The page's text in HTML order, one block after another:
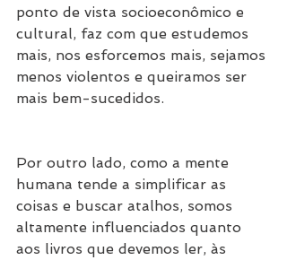
ponto de vista socioeconômico e
cultural, faz com que estudemos
mais, nos esforcemos mais, sejamos
menos violentos e queiramos ser
mais bem-sucedidos.
Por outro lado, como a mente
humana tende a simplificar as
coisas e buscar atalhos, somos
altamente influenciados quanto
aos livros que devemos ler, às